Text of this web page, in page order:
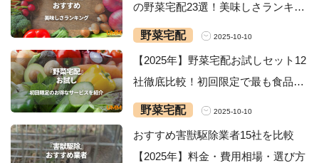
の野菜宅配23選！美味しさランキン
グ・安いサービスを紹介
野菜宅配 2025-10-10
【2025年】野菜宅配お試しセット12
社徹底比較！初回限定で最も食品が
お得なサービスは？
野菜宅配 2025-10-10
おすすめ害獣駆除業者15社を比較
【2025年】料金・費用相場・選び方